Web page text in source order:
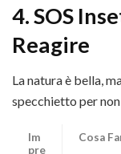
4. SOS
Reagire
La natura è bella,
specchietto per
Im
pre
Cosa